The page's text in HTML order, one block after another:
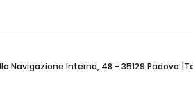
Navigazione Interna, 48 - 35129 Padova